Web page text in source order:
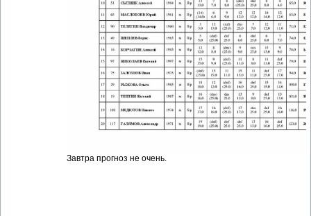
Завтра прогноз не очень.